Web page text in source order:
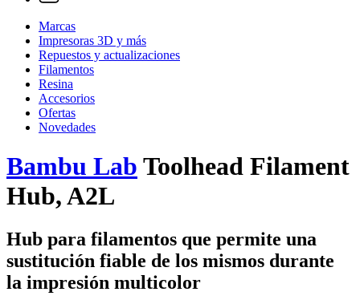
Marcas
Impresoras 3D y más
Repuestos y actualizaciones
Filamentos
Resina
Accesorios
Ofertas
Novedades
Bambu Lab Toolhead Filament
Hub, A2L
Hub para filamentos que permite una
sustitución fiable de los mismos durante
la impresión multicolor